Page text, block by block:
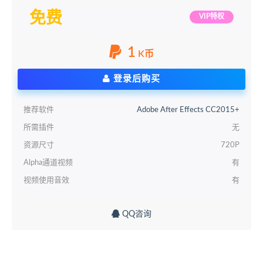
免费 VIP特权
1 K币
登录后购买
推荐软件 Adobe After Effects CC2015+
所需插件 无
资源尺寸 720P
Alpha通道视频 有
视频使用音效 有
QQ咨询